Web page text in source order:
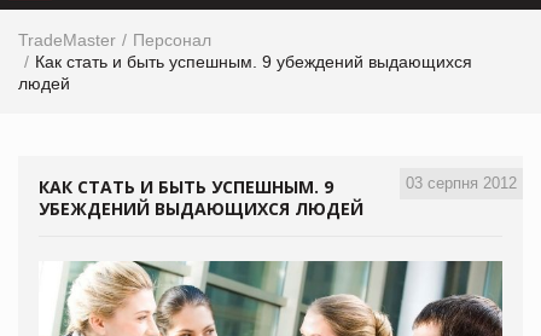
TradeMaster
Персонал
Как стать и быть успешным. 9 убеждений выдающихся
людей
03 серпня 2012
КАК СТАТЬ И БЫТЬ УСПЕШНЫМ. 9
УБЕЖДЕНИЙ ВЫДАЮЩИХСЯ ЛЮДЕЙ